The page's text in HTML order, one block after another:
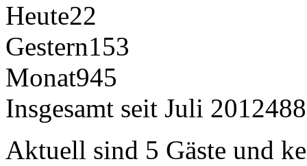
Heute22
Gestern153
Monat945
Insgesamt seit Juli 2012
Aktuell sind 5 Gäste und